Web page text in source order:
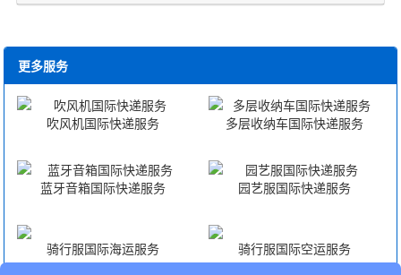
更多服务
吹风机国际快递服务 多层收纳车国际快递服务
蓝牙音箱国际快递服务 园艺服国际快递服务
骑行服国际海运服务 骑行服国际空运服务